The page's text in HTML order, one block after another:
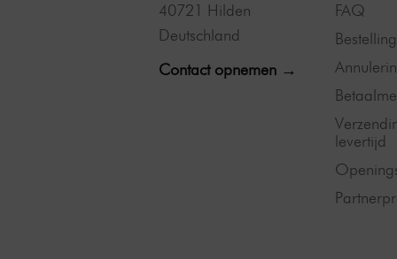
40721 Hilden
Deutschland
Contact opnemen →
FAQ
levertijd